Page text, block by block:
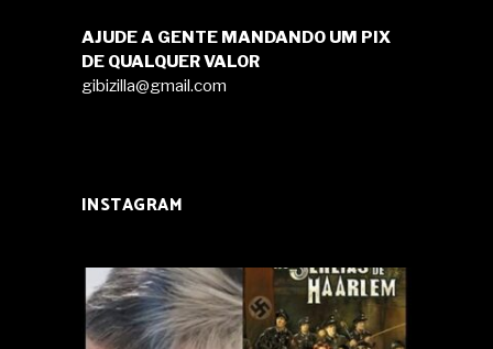
AJUDE A GENTE MANDANDO UM PIX
DE QUALQUER VALOR
gibizilla@gmail.com
INSTAGRAM